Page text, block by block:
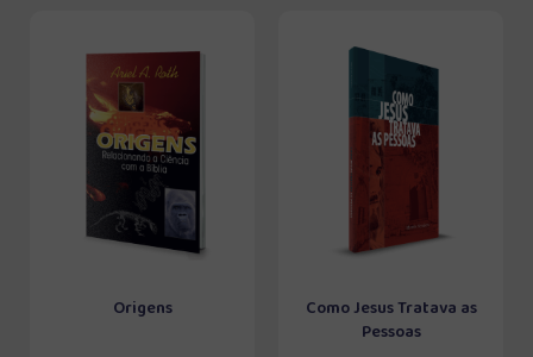
Origens
Como Jesus Tratava as
Pessoas